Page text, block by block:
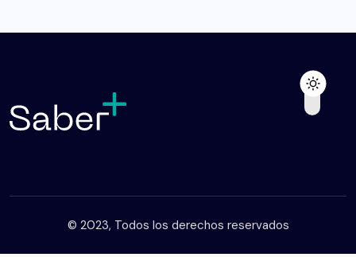
© 2023, Todos los derechos reservados